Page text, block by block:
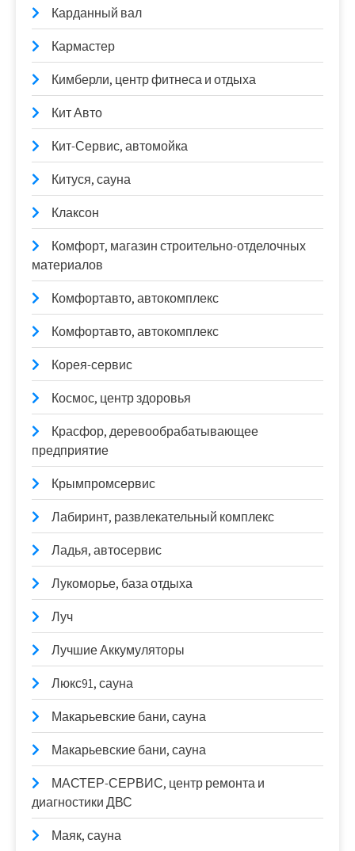
Карданный вал
Кармастер
Кимберли, центр фитнеса и отдыха
Кит Авто
Кит-Сервис, автомойка
Китуся, сауна
Клаксон
Комфорт, магазин строительно-отделочных
материалов
Комфортавто, автокомплекс
Комфортавто, автокомплекс
Корея-сервис
Космос, центр здоровья
Красфор, деревообрабатывающее
предприятие
Крымпромсервис
Лабиринт, развлекательный комплекс
Ладья, автосервис
Лукоморье, база отдыха
Луч
Лучшие Аккумуляторы
Люкс91, сауна
Макарьевские бани, сауна
Макарьевские бани, сауна
МАСТЕР-СЕРВИС, центр ремонта и
диагностики ДВС
Маяк, сауна